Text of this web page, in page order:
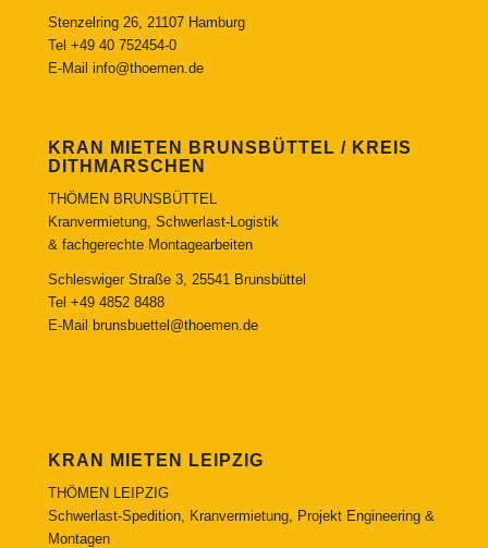
Stenzelring 26, 21107 Hamburg
Tel +49 40 752454-0
E-Mail info@thoemen.de
KRAN MIETEN BRUNSBÜTTEL / KREIS
DITHMARSCHEN
THÖMEN BRUNSBÜTTEL
Kranvermietung, Schwerlast-Logistik
& fachgerechte Montagearbeiten
Schleswiger Straße 3, 25541 Brunsbüttel
Tel +49 4852 8488
E-Mail
brunsbuettel@thoemen.de
KRAN MIETEN LEIPZIG
THÖMEN LEIPZIG
Schwerlast-Spedition, Kranvermietung, Projekt Engineering &
Montagen